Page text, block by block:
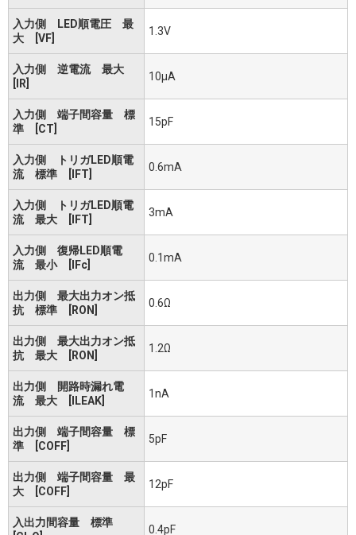
入力側 LED順電圧 最
大 [VF]
1.3V
入力側 逆電流 最大
[IR]
10μA
入力側 端子間容量 標
準 [CT]
15pF
入力側 トリガLED順電
流 標準 [IFT]
0.6mA
入力側 トリガLED順電
流 最大 [IFT]
3mA
入力側 復帰LED順電
流 最小 [IFc]
0.1mA
出力側 最大出力オン抵
抗 標準 [RON]
0.6Ω
出力側 最大出力オン抵
抗 最大 [RON]
1.2Ω
出力側 開路時漏れ電
流 最大 [ILEAK]
1nA
出力側 端子間容量 標
準 [COFF]
5pF
出力側 端子間容量 最
大 [COFF]
12pF
入出力間容量 標準
0.4pF